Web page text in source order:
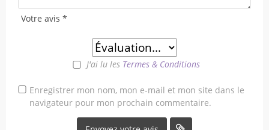
Votre avis *
J'ai lu les Termes & Conditions
Enregistrer mon nom, mon e-mail et mon site dans le
navigateur pour mon prochain commentaire.